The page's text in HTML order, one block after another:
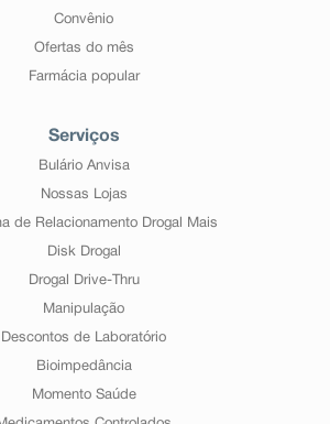
Convênio
Ofertas do mês
Farmácia popular
Serviços
Bulário Anvisa
Nossas Lojas
de Relacionamento Drogal Mais
Disk Drogal
Drogal Drive-Thru
Manipulação
Descontos de Laboratório
Bioimpedância
Momento Saúde